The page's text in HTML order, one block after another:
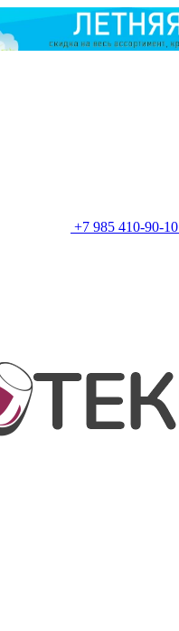
+7 985 410-90-10